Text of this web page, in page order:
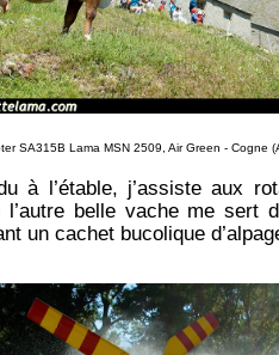
SA315B Lama MSN 2509, Air Green - Cogne
à l’étable, j’assiste aux
l’autre belle vache me sert
un cachet bucolique